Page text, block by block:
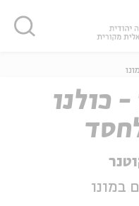
- כולנו
במונו